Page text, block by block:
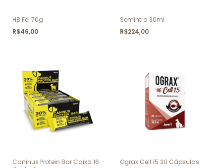
HB Fel 70g
R$46,00
Semintra 30ml
R$224,00
Caninus Protein Bar Caixa 16
Ograx Cell 15 30 Cápsulas